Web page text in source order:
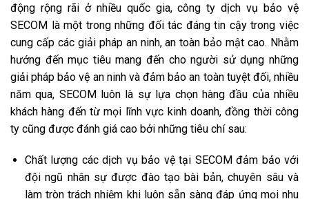
động rộng rãi ở nhiều quốc gia, công ty dịch vụ bảo vệ
SECOM là một trong những đối tác đáng tin cậy trong việc
cung cấp các giải pháp an ninh, an toàn bảo mật cao. Nhằm
hướng đến mục tiêu mang đến cho người sử dụng những
giải pháp bảo vệ an ninh và đảm bảo an toàn tuyệt đối, nhiều
năm qua, SECOM luôn là sự lựa chọn hàng đầu của nhiều
khách hàng đến từ mọi lĩnh vực kinh doanh, đồng thời công
ty cũng được đánh giá cao bởi những tiêu chí sau:
Chất lượng các dịch vụ bảo vệ tại SECOM đảm bảo với
đội ngũ nhân sự được đào tạo bài bản, chuyên sâu và
làm tròn trách nhiệm khi luôn sẵn sàng đáp ứng mọi nhu